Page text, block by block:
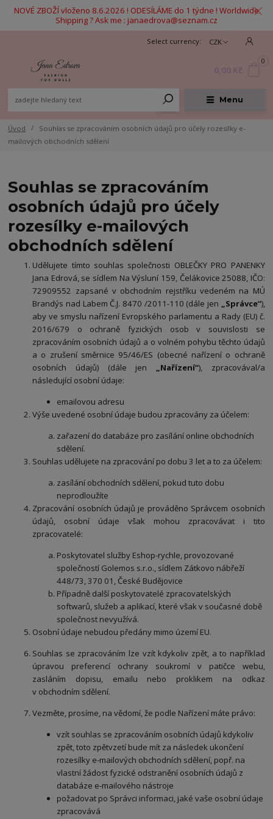
NOVÉ ZBOŽÍ vloženo 8.6.2026 ! ODESÍLÁME do 1 týdne ! Worldwide
Shipping ? Ask me : janaedrova@seznam.cz
Menu
CZK
0
Úvod
Souhlas se zpracováním osobních údajů pro účely rozesílky e-
mailových obchodních sdělení
Souhlas se zpracováním
osobních údajů pro účely
rozesílky e-mailových
obchodních sdělení
Udělujete tímto souhlas společnosti OBLEČKY PRO PANENKY
Jana Edrová, se sídlem Na Výsluní 159, Čelákovice 25088, IČO:
72909552 zapsané v obchodním rejstříku vedeném na MÚ
Brandýs nad Labem Č.J. 8470 /2011-110 (dále jen „Správce“),
aby ve smyslu nařízení Evropského parlamentu a Rady (EU) č.
2016/679 o ochraně fyzických osob v souvislosti se
zpracováním osobních údajů a o volném pohybu těchto údajů
a o zrušení směrnice 95/46/ES (obecné nařízení o ochraně
osobních údajů) (dále jen „Nařízení“), zpracovával/a
následující osobní údaje:
emailovou adresu
Výše uvedené osobní údaje budou zpracovány za účelem:
zařazení do databáze pro zasílání online obchodních
sdělení.
Souhlas udělujete na zpracování po dobu 3 let a to za účelem:
zasílání obchodních sdělení, pokud tuto dobu
neprodloužíte
Zpracování osobních údajů je prováděno Správcem osobních
údajů, osobní údaje však mohou zpracovávat i tito
zpracovatelé:
Poskytovatel služby Eshop-rychle, provozované
společností Golemos s.r.o., sídlem Zátkovo nábřeží
448/73, 370 01, České Budějovice
Případně další poskytovatelé zpracovatelských
softwarů, služeb a aplikací, které však v současné době
společnost nevyužívá.
Osobní údaje nebudou předány mimo území EU.
Souhlas se zpracováním lze vzít kdykoliv zpět, a to například
úpravou preferencí ochrany soukromí v patičce webu,
zasláním dopisu, emailu nebo proklikem na odkaz
v obchodním sdělení.
Vezměte, prosíme, na vědomí, že podle Nařízení máte právo:
vzít souhlas se zpracováním osobních údajů kdykoliv
zpět, toto zpětvzetí bude mít za následek ukončení
rozesílky e-mailových obchodních sdělení, popř. na
vlastní žádost fyzické odstranění osobních údajů z
databáze e-mailového nástroje
požadovat po Správci informaci, jaké vaše osobní údaje
zpracovává